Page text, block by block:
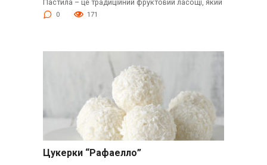
Пастила – це традиційний фруктовий ласощі, який
0 171
Цукерки “Рафаелло”